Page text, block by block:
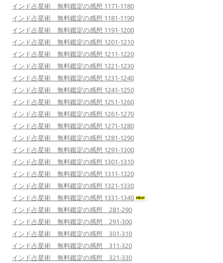
インド占星術 無料鑑定の感想 1171-1180
インド占星術 無料鑑定の感想 1181-1190
インド占星術 無料鑑定の感想 1191-1200
インド占星術 無料鑑定の感想 1201-1210
インド占星術 無料鑑定の感想 1211-1220
インド占星術 無料鑑定の感想 1221-1230
インド占星術 無料鑑定の感想 1231-1240
インド占星術 無料鑑定の感想 1241-1250
インド占星術 無料鑑定の感想 1251-1260
インド占星術 無料鑑定の感想 1261-1270
インド占星術 無料鑑定の感想 1271-1280
インド占星術 無料鑑定の感想 1281-1290
インド占星術 無料鑑定の感想 1291-1300
インド占星術 無料鑑定の感想 1301-1310
インド占星術 無料鑑定の感想 1311-1320
インド占星術 無料鑑定の感想 1321-1330
インド占星術 無料鑑定の感想 1331-1340
インド占星術 無料鑑定の感想 281-290
インド占星術 無料鑑定の感想 291-300
インド占星術 無料鑑定の感想 301-310
インド占星術 無料鑑定の感想 311-320
インド占星術 無料鑑定の感想 321-330